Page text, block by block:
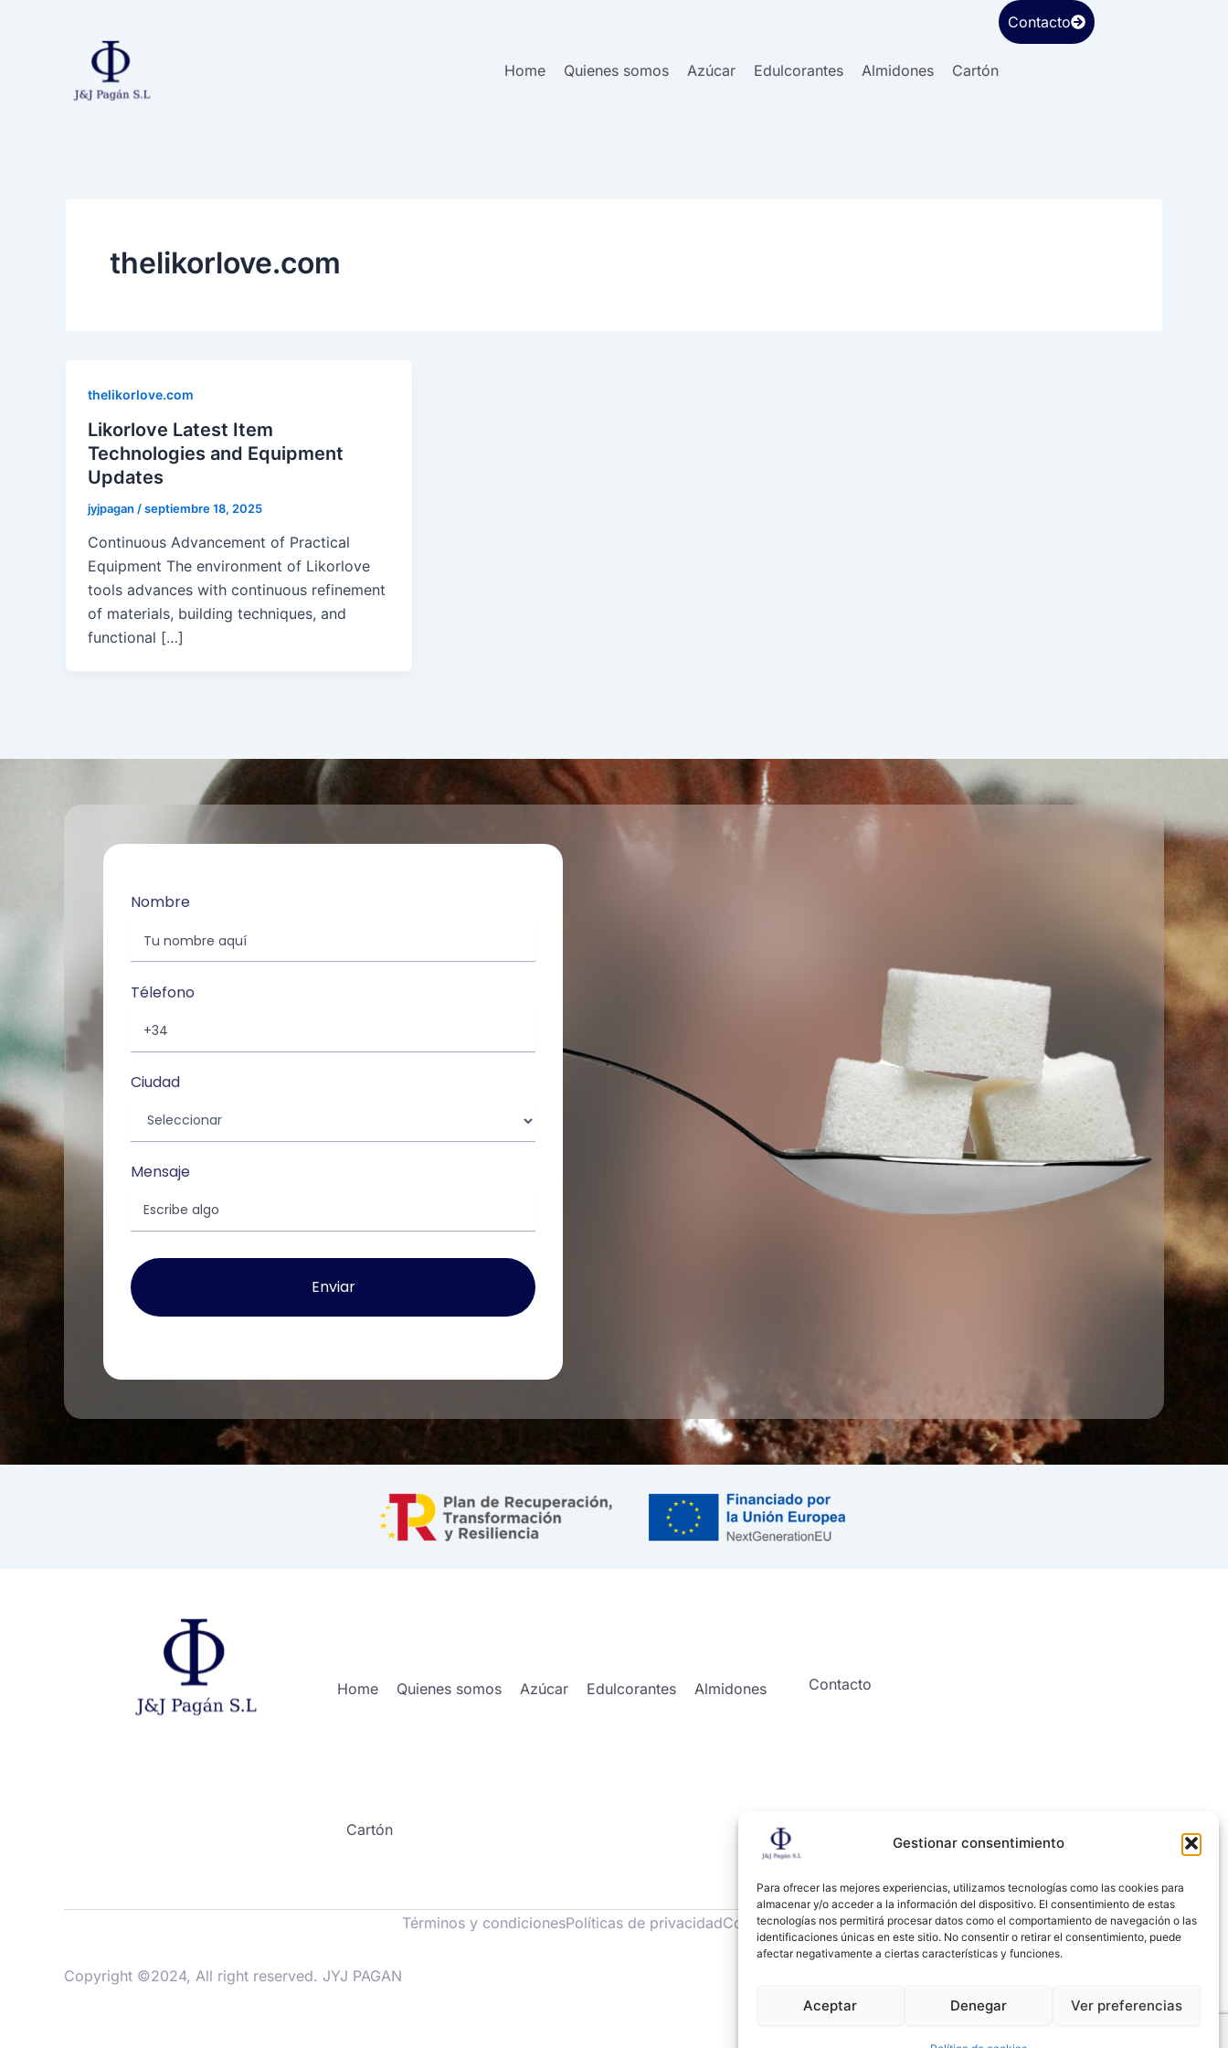
Gestionar consentimiento
Para ofrecer las mejores experiencias, utilizamos tecnologías como las cookies para
almacenar y/o acceder a la información del dispositivo. El consentimiento de estas
tecnologías nos permitirá procesar datos como el comportamiento de navegación o las
identificaciones únicas en este sitio. No consentir o retirar el consentimiento, puede
afectar negativamente a ciertas características y funciones.
Aceptar Denegar Ver preferencias
Home Quienes somos Azúcar Edulcorantes Almidones Cartón
Contacto
thelikorlove.com
thelikorlove.com
Likorlove Latest Item
Technologies and Equipment
Updates
jyjpagan /septiembre 18, 2025
Continuous Advancement of Practical
Equipment The environment of Likorlove
tools advances with continuous refinement
of materials, building techniques, and
functional […]
Nombre
Télefono
Ciudad
Mensaje
Home Quienes somos Azúcar Edulcorantes Almidones
Cartón
Contacto
Copyright ©2024, All right reserved. JYJ PAGAN
Términos y condicionesPolíticas de privacidadCookies